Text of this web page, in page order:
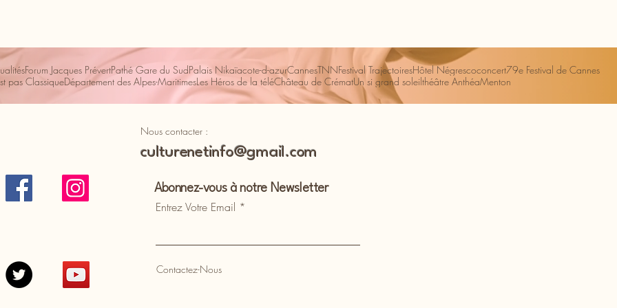
Forum Jacques PrévertPathé Gare du SudPalais Nikaïacote-d-azurCannesTNNFestival TrajectoiresHôtel Négrescoconcert79e Festival de Cannes
pas ClassiqueDépartement des Alpes-MaritimesLes Héros de la téléChâteau de CrématUn si grand soleilthéâtre AnthéaMenton
Nous contacter :
culturenetinfo@gmail.com
Abonnez-vous à notre Newsletter
Entrez Votre Email
Contactez-Nous